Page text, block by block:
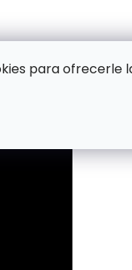
para ofrecerle